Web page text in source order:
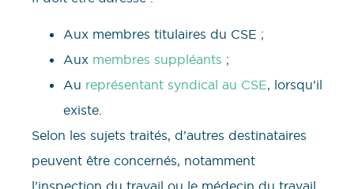
Aux membres titulaires du CSE ;
Aux membres suppléants ;
Au représentant syndical au CSE, lorsqu’il
existe.
Selon les sujets traités, d’autres destinataires
peuvent être concernés, notamment
l’inspection du travail ou le médecin du travail.